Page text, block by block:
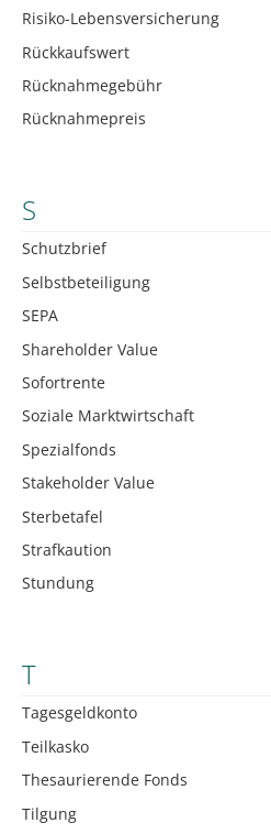
Risiko-Lebensversicherung
Rückkaufswert
Rücknahmegebühr
Rücknahmepreis
S
Schutzbrief
Selbstbeteiligung
SEPA
Shareholder Value
Sofortrente
Soziale Marktwirtschaft
Spezialfonds
Stakeholder Value
Sterbetafel
Strafkaution
Stundung
T
Tagesgeldkonto
Teilkasko
Thesaurierende Fonds
Tilgung